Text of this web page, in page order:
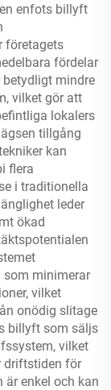
enfots billyft
företagets
fördelar
mindre
vilket gör att
lokalers
tillgång
kan
flera
i traditionella
leder
ökad
som minimerar
vilket
onödig slitage
billyft som säljs
vilket
driftstiden för
är enkel och kan